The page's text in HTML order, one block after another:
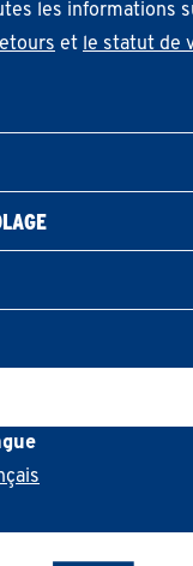
les informations
et le statut de